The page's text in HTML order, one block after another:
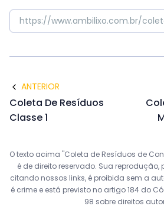
ANTERIOR
Coleta De Resíduos
Classe 1
O texto acima "Coleta de Resíduos de
é de direito reservado. Sua
citando nossos links, é proibida sem a
é crime e está previsto no artigo 184 do
98 sobre direitos